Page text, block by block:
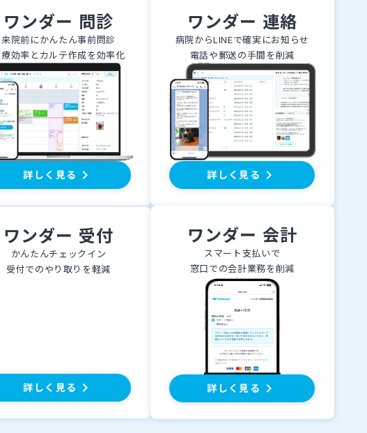
ワンダー 問診
来院前にかんたん事前問診
効率とカルテ作成を効率化
詳しく見る keyboard_arrow_right
ワンダー 連絡
病院からLINEで確実にお知らせ
電話や郵送の手間を削減
詳しく見る keyboard_arrow_right
ワンダー 受付
かんたんチェックイン
受付でのやり取りを軽減
詳しく見る keyboard_arrow_right
ワンダー 会計
スマート支払いで
窓口での会計業務を削減
詳しく見る keyboard_arrow_right